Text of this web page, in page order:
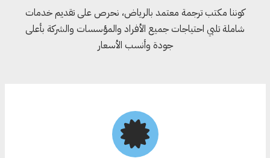
كوننا مكتب ترجمة معتمد بالرياض، نحرص على تقديم خدمات
شاملة تلبي احتياجات جميع الأفراد والمؤسسات والشركة بأعلى
جودة وأنسب الأسعار